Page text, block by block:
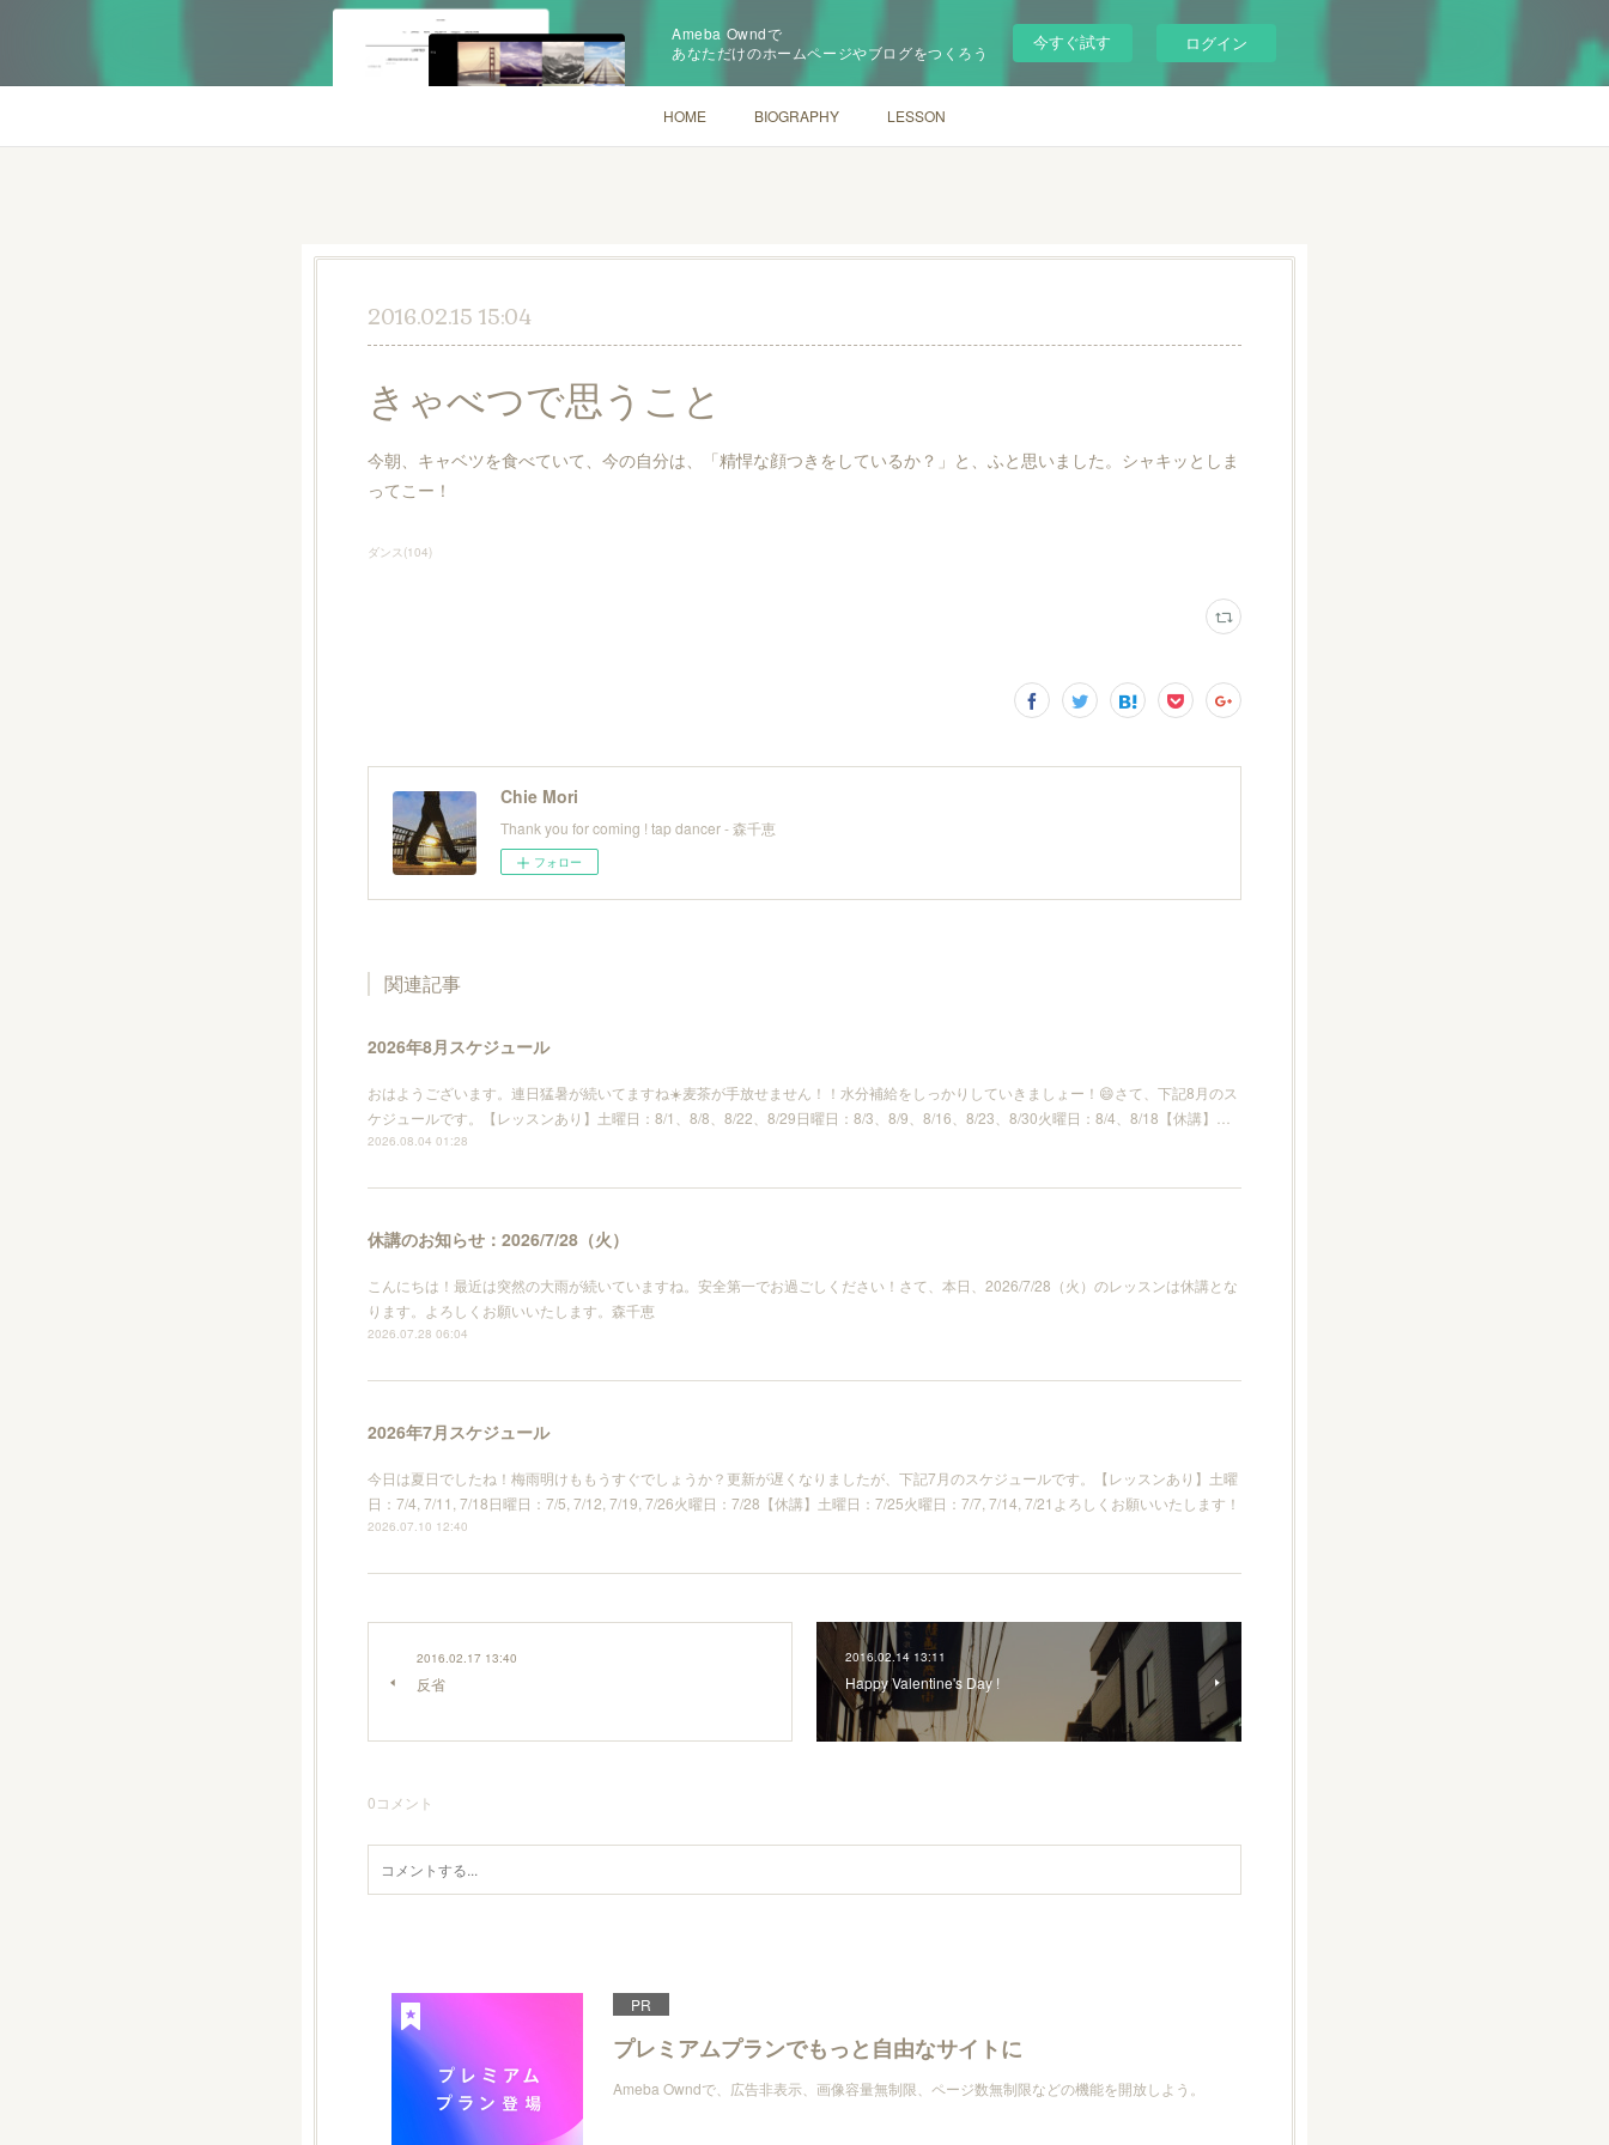
Ameba Owndで
あなただけのホームページやブログをつくろう
今すぐ試す ログイン
HOME BIOGRAPHY LESSON
2016.02.15 15:04
きゃべつで思うこと
今朝、キャベツを食べていて、今の自分は、「精悍な顔つきをしているか？」と、ふと思いました。シャキッとしま
ってこー！
ダンス(104)
Chie Mori
Thank you for coming ! tap dancer - 森千恵
フォロー
関連記事
2026年8月スケジュール
おはようございます。連日猛暑が続いてますね☀️麦茶が手放せません！！水分補給をしっかりしていきましょー！😄さて、下記8月のス
ケジュールです。【レッスンあり】土曜日：8/1、8/8、8/22、8/29日曜日：8/3、8/9、8/16、8/23、8/30火曜日：8/4、8/18【休講】…
2026.08.04 01:28
休講のお知らせ：2026/7/28（火）
こんにちは！最近は突然の大雨が続いていますね。安全第一でお過ごしください！さて、本日、2026/7/28（火）のレッスンは休講とな
ります。よろしくお願いいたします。森千恵
2026.07.28 06:04
2026年7月スケジュール
今日は夏日でしたね！梅雨明けももうすぐでしょうか？更新が遅くなりましたが、下記7月のスケジュールです。【レッスンあり】土曜
日：7/4, 7/11, 7/18日曜日：7/5, 7/12, 7/19, 7/26火曜日：7/28【休講】土曜日：7/25火曜日：7/7, 7/14, 7/21よろしくお願いいたします！
2026.07.10 12:40
2016.02.17 13:40
反省
2016.02.14 13:11
Happy Valentine's Day !
0コメント
PR
プレミアムプランでもっと自由なサイトに
Ameba Owndで、広告非表示、画像容量無制限、ページ数無制限などの機能を開放しよう。